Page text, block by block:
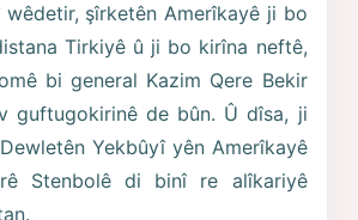
şîrketên Amerîkayê ji bo
Tirkiyê û ji bo kirîna neftê,
bi general Kazim Qere Bekir
guftugokirinê de bûn. Û dîsa, ji
Yekbûyî yên Amerîkayê
Stenbolê di binî re alîkariyê